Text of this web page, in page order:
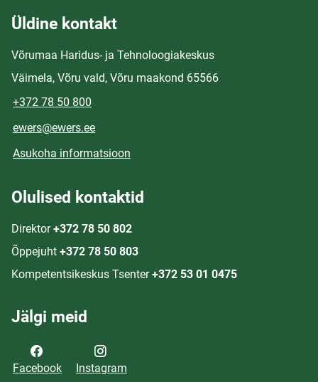
Üldine kontakt
Võrumaa Haridus- ja Tehnoloogiakeskus
Väimela, Võru vald, Võru maakond 65566
+372 78 50 800
ewers@ewers.ee
Asukoha informatsioon
Olulised kontaktid
Direktor +372 78 50 802
Õppejuht +372 78 50 803
Kompetentsikeskus Tsenter +372 53 01 0475
Jälgi meid
Facebook Instagram